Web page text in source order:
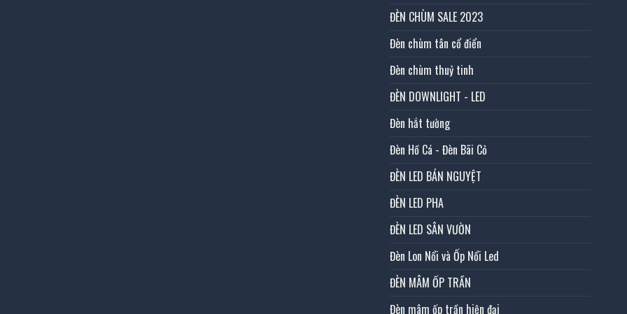
ĐÈN CHÙM SALE 2023
Đèn chùm tân cổ điển
Đèn chùm thuỷ tinh
ĐÈN DOWNLIGHT - LED
Đèn hắt tường
Đèn Hồ Cá - Đèn Bãi Cỏ
ĐÈN LED BÁN NGUYỆT
ĐÈN LED PHA
ĐÈN LED SÂN VƯỜN
Đèn Lon Nổi và Ốp Nổi Led
ĐÈN MÂM ỐP TRẦN
Đèn mâm ốp trần hiện đại